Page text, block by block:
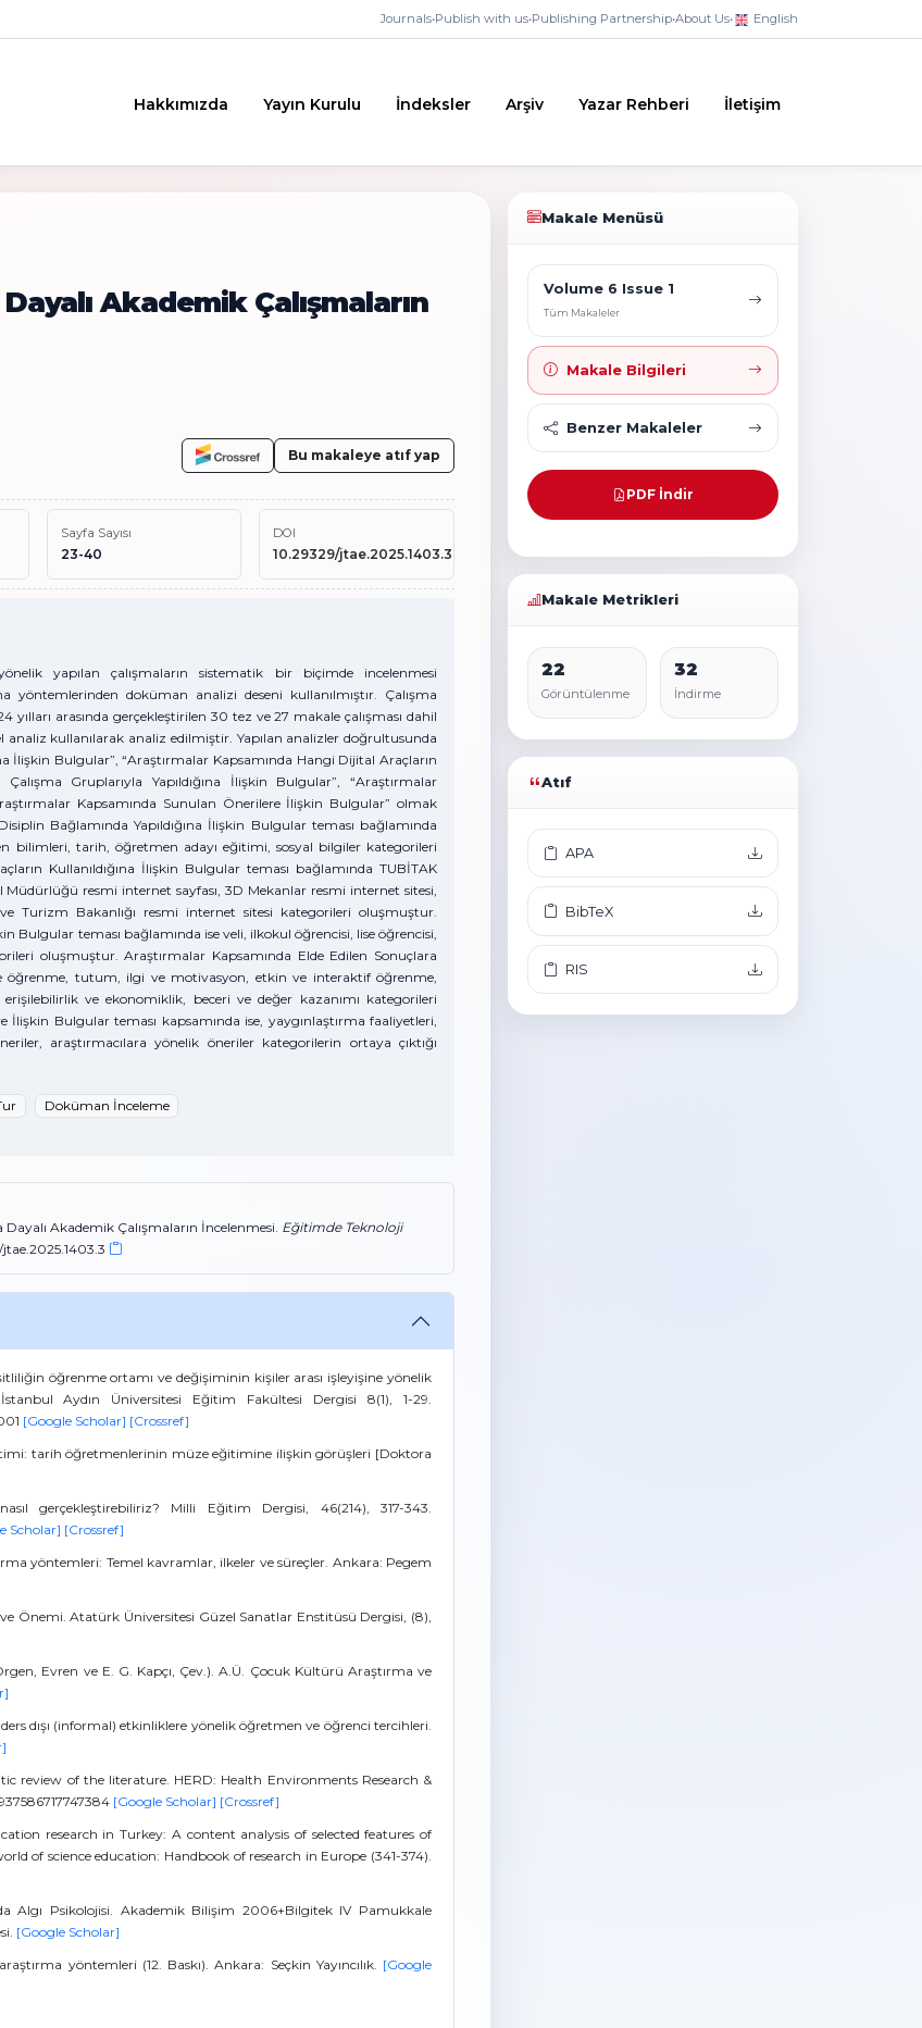
Journals•Publish with us•Publishing Partnership•About Us• English
Hakkımızda Yayın Kurulu İndeksler Arşiv Yazar Rehberi İletişim
Akademik Çalışmaların
Bu makaleye atıf yap
Sayfa Sayısı
23-40
DOI
10.29329/jtae.2025.1403.3
yapılan çalışmaların sistematik bir biçimde incelenmesi
doküman analizi deseni kullanılmıştır. Çalışma
arasında gerçekleştirilen 30 tez ve 27 makale çalışması dahil
kullanılarak analiz edilmiştir. Yapılan analizler doğrultusunda
İlişkin Bulgular”, “Araştırmalar Kapsamında Hangi Dijital Araçların
Gruplarıyla Yapıldığına İlişkin Bulgular”, “Araştırmalar
Kapsamında Sunulan Önerilere İlişkin Bulgular” olmak
Bağlamında Yapıldığına İlişkin Bulgular teması bağlamında
bilimleri, tarih, öğretmen adayı eğitimi, sosyal bilgiler kategorileri
Kullanıldığına İlişkin Bulgular teması bağlamında TUBİTAK
resmi internet sayfası, 3D Mekanlar resmi internet sitesi,
Turizm Bakanlığı resmi internet sitesi kategorileri oluşmuştur.
Bulgular teması bağlamında ise veli, ilkokul öğrencisi, lise öğrencisi,
oluşmuştur. Araştırmalar Kapsamında Elde Edilen Sonuçlara
öğrenme, tutum, ilgi ve motivasyon, etkin ve interaktif öğrenme,
ve ekonomiklik, beceri ve değer kazanımı kategorileri
Bulgular teması kapsamında ise, yaygınlaştırma faaliyetleri,
araştırmacılara yönelik öneriler kategorilerin ortaya çıktığı
Doküman İnceleme
Akademik Çalışmaların İncelenmesi. Eğitimde Teknoloji
öğrenme ortamı ve değişiminin kişiler arası işleyişine yönelik
Aydın Üniversitesi Eğitim Fakültesi Dergisi 8(1), 1-29.
[Google Scholar] [Crossref]
tarih öğretmenlerinin müze eğitimine ilişkin görüşleri [Doktora
gerçekleştirebiliriz? Milli Eğitim Dergisi, 46(214), 317-343.
Scholar] [Crossref]
yöntemleri: Temel kavramlar, ilkeler ve süreçler. Ankara: Pegem
Önemi. Atatürk Üniversitesi Güzel Sanatlar Enstitüsü Dergisi, (8),
Evren ve E. G. Kapçı, Çev.). A.Ü. Çocuk Kültürü Araştırma ve
dışı (informal) etkinliklere yönelik öğretmen ve öğrenci tercihleri.
review of the literature. HERD: Health Environments Research &
[Google Scholar] [Crossref]
research in Turkey: A content analysis of selected features of
of science education: Handbook of research in Europe (341-374).
Algı Psikolojisi. Akademik Bilişim 2006+Bilgitek IV Pamukkale
[Google Scholar]
yöntemleri (12. Baskı). Ankara: Seçkin Yayıncılık. [Google
Makale Menüsü
Volume 6 Issue 1
Tüm Makaleler
Makale Bilgileri
Benzer Makaleler
PDF İndir
Makale Metrikleri
22
Görüntülenme
32
İndirme
Atıf
APA
BibTeX
RIS